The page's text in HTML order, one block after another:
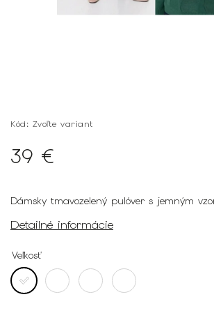
Kód: Zvoľte variant
39 €
Dámsky tmavozelený pulóver s jemným
Detailné informácie
Veľkosť